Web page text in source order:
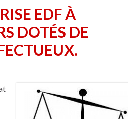
EDF À
DOTÉS DE